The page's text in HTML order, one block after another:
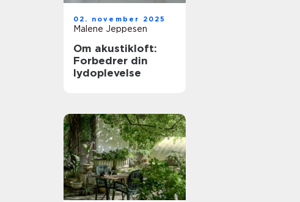
02. november 2025
Malene Jeppesen
Om akustikloft:
Forbedrer din
lydoplevelse